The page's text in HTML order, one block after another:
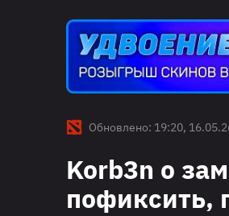
Обновлено: 19:20,
Korb3n о
пофиксить,